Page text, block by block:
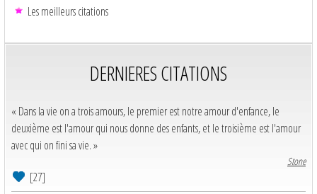
Les meilleurs citations
DERNIERES CITATIONS
« Dans la vie on a trois amours, le premier est notre amour d'enfance, le
deuxième est l'amour qui nous donne des enfants, et le troisième est l'amour
avec qui on fini sa vie. »
Stone
[27]